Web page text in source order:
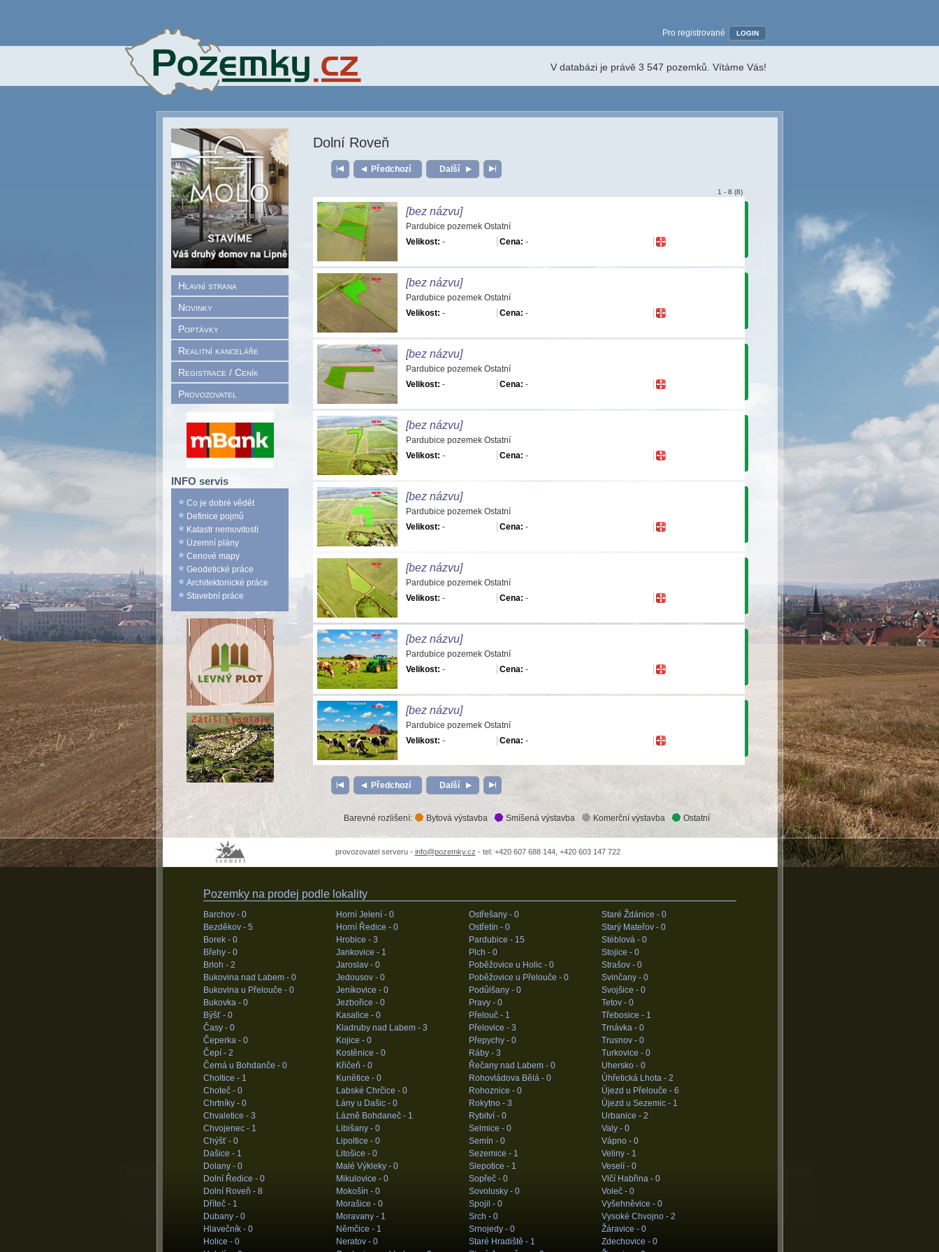
Hlavní strana
Novinky
Poptávky
Realitní kanceláře
Registrace / Ceník
Provozovatel
INFO servis
Co je dobré vědět
Definice pojmů
Katastr nemovitostí
Územní plány
Cenové mapy
Geodetické práce
Architektonické práce
Stavební práce
Pro registrované LOGIN
V databázi je právě 3 547 pozemků. Vítáme Vás!
Dolní Roveň
Předchozí Další
1 - 8 (8)
[bez názvu]
Pardubice pozemek Ostatní
Velikost: - Cena: -
[bez názvu]
Pardubice pozemek Ostatní
Velikost: - Cena: -
[bez názvu]
Pardubice pozemek Ostatní
Velikost: - Cena: -
[bez názvu]
Pardubice pozemek Ostatní
Velikost: - Cena: -
[bez názvu]
Pardubice pozemek Ostatní
Velikost: - Cena: -
[bez názvu]
Pardubice pozemek Ostatní
Velikost: - Cena: -
[bez názvu]
Pardubice pozemek Ostatní
Velikost: - Cena: -
[bez názvu]
Pardubice pozemek Ostatní
Velikost: - Cena: -
Předchozí Další
Barevné rozlišení: Bytová výstavba Smíšená výstavba Komerční výstavba Ostatní
provozovatel serveru - info@pozemky.cz - tel: +420 607 688 144, +420 603 147 722
Pozemky na prodej podle lokality
Barchov - 0
Bezděkov - 5
Borek - 0
Břehy - 0
Brloh - 2
Bukovina nad Labem - 0
Bukovina u Přelouče - 0
Bukovka - 0
Býšť - 0
Časy - 0
Čeperka - 0
Čepí - 2
Černá u Bohdanče - 0
Choltice - 1
Choteč - 0
Chrtníky - 0
Chvaletice - 3
Chvojenec - 1
Chýšť - 0
Dašice - 1
Dolany - 0
Dolní Ředice - 0
Dolní Roveň - 8
Dříteč - 1
Dubany - 0
Hlavečník - 0
Holice - 0
Horní Jelení - 0
Horní Ředice - 0
Hrobice - 3
Jankovice - 1
Jaroslav - 0
Jedousov - 0
Jeníkovice - 0
Jezbořice - 0
Kasalice - 0
Kladruby nad Labem - 3
Kojice - 0
Kostěnice - 0
Křičeň - 0
Kunětice - 0
Labské Chrčice - 0
Lány u Dašic - 0
Lázně Bohdaneč - 1
Libišany - 0
Lipoltice - 0
Litošice - 0
Malé Výkleky - 0
Mikulovice - 0
Mokošín - 0
Morašice - 0
Moravany - 1
Němčice - 1
Neratov - 0
Ostřešany - 0
Ostřetín - 0
Pardubice - 15
Plch - 0
Poběžovice u Holic - 0
Poběžovice u Přelouče - 0
Podůlšany - 0
Pravy - 0
Přelouč - 1
Přelovice - 3
Přepychy - 0
Ráby - 3
Řečany nad Labem - 0
Rohovládova Bělá - 0
Rohoznice - 0
Rokytno - 3
Rybitví - 0
Selmice - 0
Semín - 0
Sezemice - 1
Slepotice - 1
Sopřeč - 0
Sovolusky - 0
Spojil - 0
Srch - 0
Srnojedy - 0
Staré Hradiště - 1
Staré Ždánice - 0
Starý Mateřov - 0
Stéblová - 0
Stojice - 0
Strašov - 0
Svinčany - 0
Svojšice - 0
Tetov - 0
Třebosice - 1
Trnávka - 0
Trusnov - 0
Turkovice - 0
Uhersko - 0
Úhřetická Lhota - 2
Újezd u Přelouče - 6
Újezd u Sezemic - 1
Urbanice - 2
Valy - 0
Vápno - 0
Veliny - 1
Veselí - 0
Vlčí Habřina - 0
Voleč - 0
Vyšehněvice - 0
Vysoké Chvojno - 2
Žáravice - 0
Zdechovice - 0